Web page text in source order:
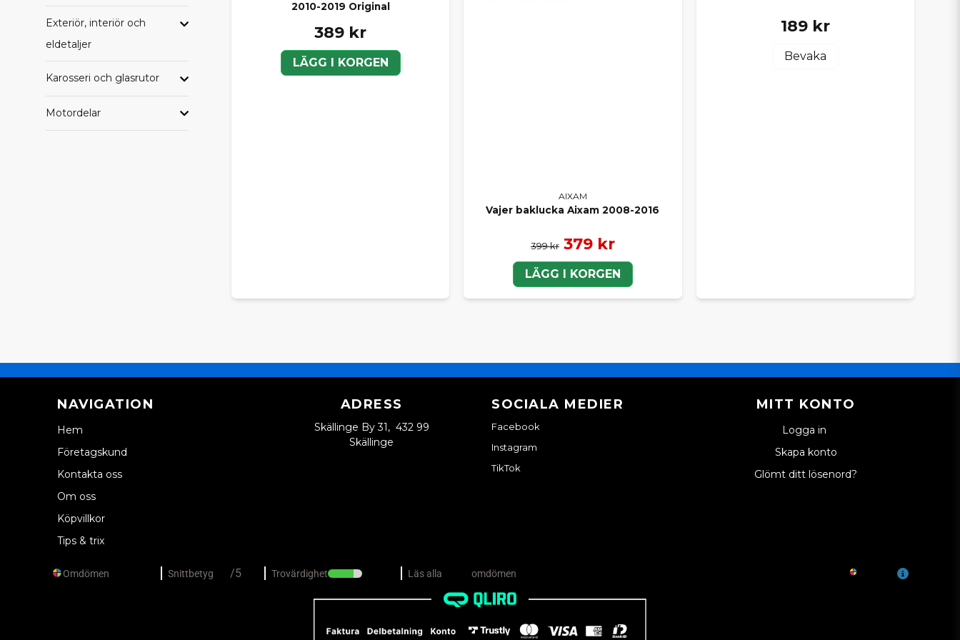
Exteriör, interiör och
eldetaljer
Karosseri och glasrutor
Motordelar
2010-2019 Original
389 kr
LÄGG I KORGEN
AIXAM
Vajer baklucka Aixam 2008-2016
399 kr 379 kr
LÄGG I KORGEN
189 kr
Bevaka
NAVIGATION
Hem
Företagskund
Kontakta oss
Om oss
Köpvillkor
Tips & trix
ADRESS
Skällinge By 31, 432 99
Skällinge
SOCIALA MEDIER
Facebook
Instagram
TikTok
MITT KONTO
Logga in
Skapa konto
Glömt ditt lösenord?